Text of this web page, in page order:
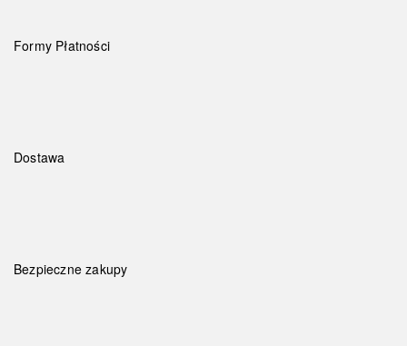
Formy Płatności
Dostawa
Bezpieczne zakupy